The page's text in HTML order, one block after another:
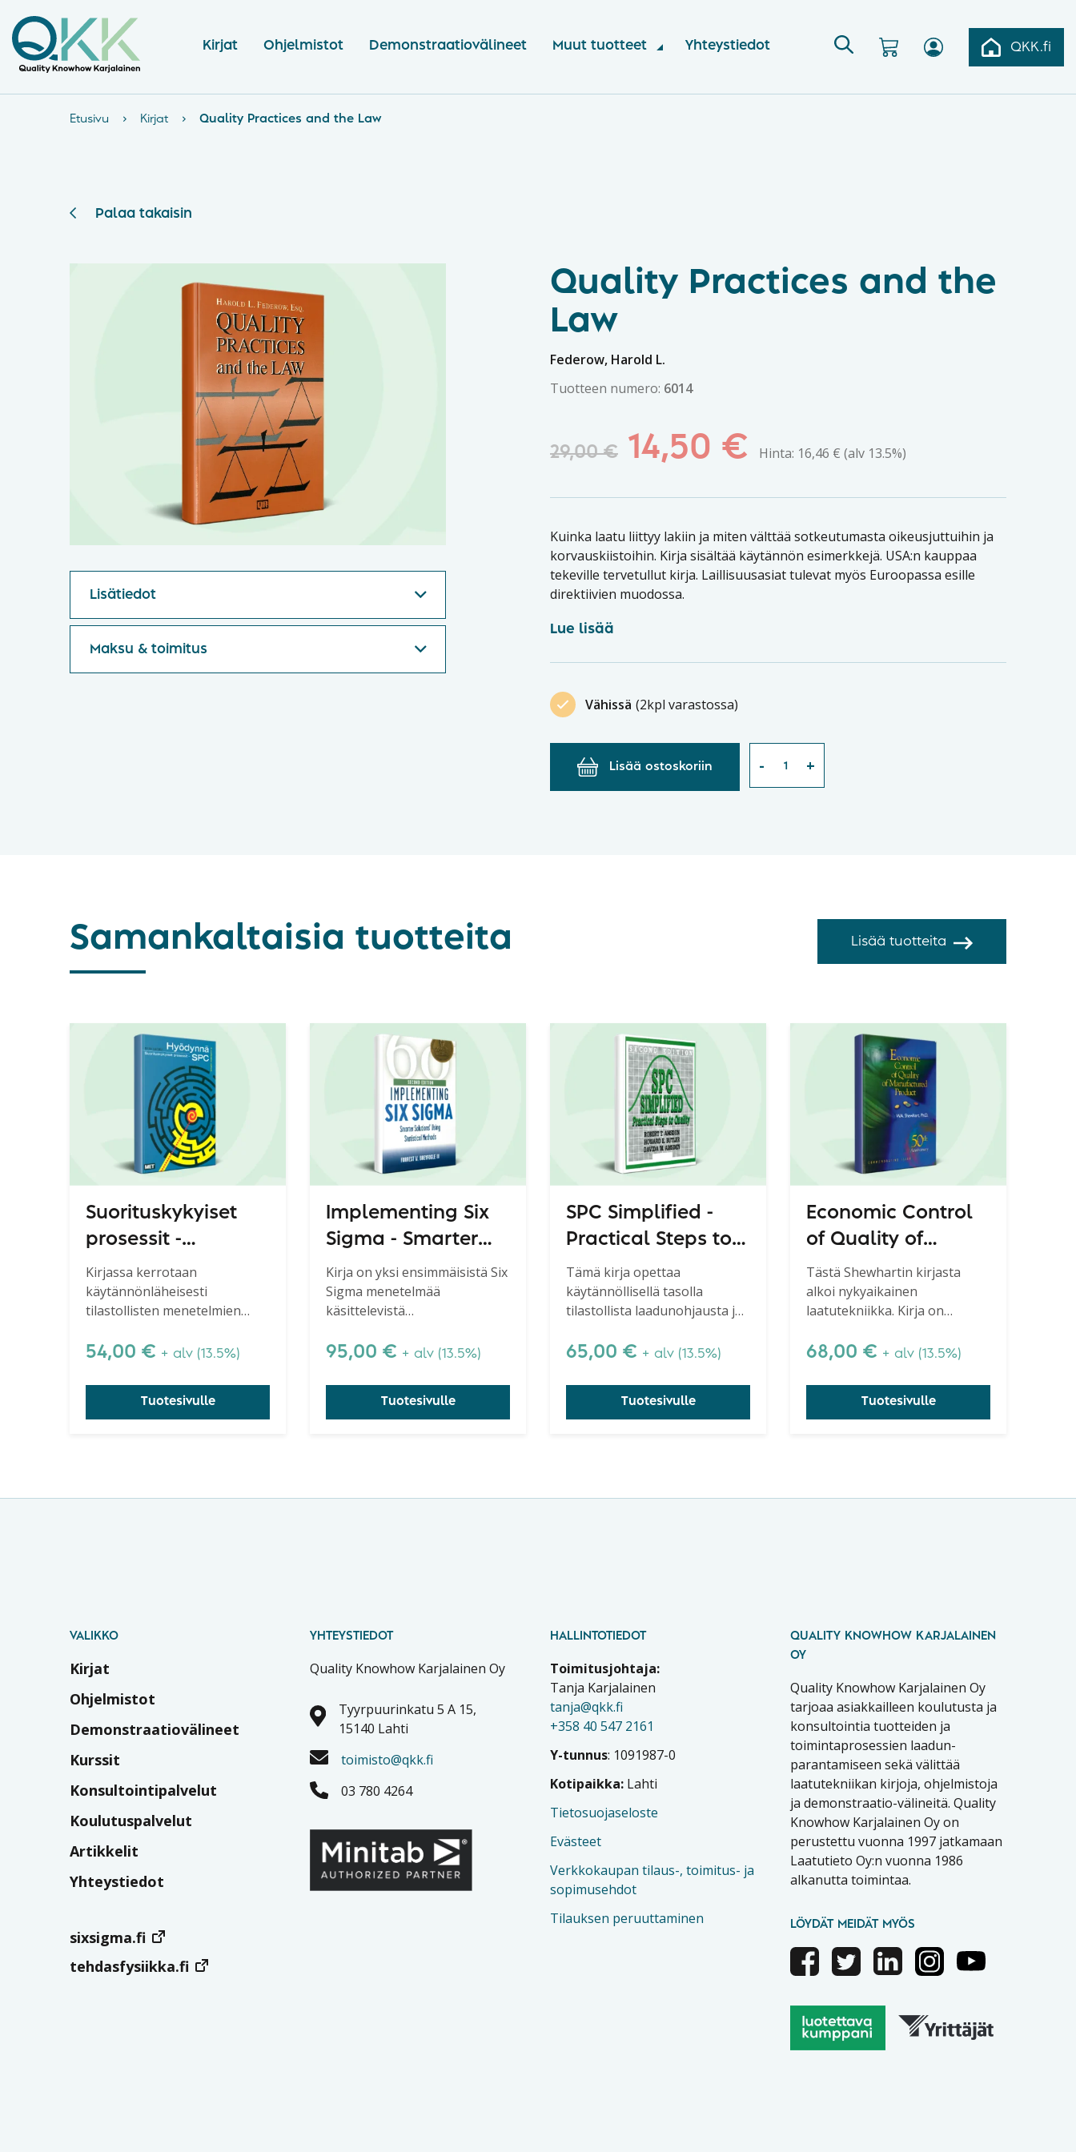
Kirjat Ohjelmistot Demonstraatiovälineet Muut tuotteet Yhteystiedot QKK.fi
Etusivu › Kirjat › Quality Practices and the Law
Palaa takaisin
Lisätiedot
Maksu & toimitus
Quality Practices and the
Law
Federow, Harold L.
Tuotteen numero: 6014
29,00€ 14,50 € Hinta: 16,46 € (alv 13.5%)
Kuinka laatu liittyy lakiin ja miten välttää sotkeutumasta oikeusjuttuihin ja
korvauskiistoihin. Kirja sisältää käytännön esimerkkejä. USA:n kauppaa
tekeville tervetullut kirja. Laillisuusasiat tulevat myös Euroopassa esille
direktiivien muodossa.
Lue lisää
Vähissä (2kpl varastossa)
Lisää ostoskoriin
Samankaltaisia tuotteita Lisää tuotteita
Suorituskykyiset
prosessit -
Hyödynnä SPC, 2.
uudistettu painos
Kirjassa kerrotaan
käytännönläheisesti
tilastollisten menetelmien
soveltamisesta.
54,00 € + alv (13.5%)
Tuotesivulle
Implementing Six
Sigma - Smarter
Solutions Using
Statistical Methods
Kirja on yksi ensimmäisistä Six
Sigma menetelmää
käsittelevistä
käsitellään Six Sigman neljä
parannus ja hallinta (MAIC) -
ja näissä vaiheissa
sovellettavat keskeiset
95,00 € + alv (13.5%)
Tuotesivulle
SPC Simplified -
Practical Steps to
Quality, Second
edition
Tämä kirja opettaa
käytännöllisellä tasolla
tilastollista laadunohjausta ja
hyvän ja helposti
65,00 € + alv (13.5%)
Tuotesivulle
Economic Control
of Quality of
Manufactured
Product
Tästä Shewhartin kirjasta
alkoi nykyaikainen
laatutekniikka. Kirja on
niille yrityksille, jotka pyrkivät
prosessien käyttäytymistä.
Shewhartin luoma perusta ei
horju.
68,00 € + alv (13.5%)
Tuotesivulle
VALIKKO
Kirjat
Ohjelmistot
Demonstraatiovälineet
Kurssit
Konsultointipalvelut
Koulutuspalvelut
Artikkelit
Yhteystiedot
sixsigma.fi
tehdasfysiikka.fi
YHTEYSTIEDOT
Quality Knowhow Karjalainen Oy
Tyyrpuurinkatu 5 A 15,
15140 Lahti
toimisto@qkk.fi
03 780 4264
HALLINTOTIEDOT
Toimitusjohtaja:
Tanja Karjalainen
tanja@qkk.fi
+358 40 547 2161
Y-tunnus: 1091987-0
Kotipaikka: Lahti
Tietosuojaseloste
Evästeet
Verkkokaupan tilaus-, toimitus- ja
sopimusehdot
Tilauksen peruuttaminen
QUALITY KNOWHOW KARJALAINEN
OY
Quality Knowhow Karjalainen Oy
tarjoaa asiakkailleen koulutusta ja
konsultointia tuotteiden ja
toimintaprosessien laadun-
parantamiseen sekä välittää
laatutekniikan kirjoja, ohjelmistoja
ja demonstraatio-välineitä. Quality
Knowhow Karjalainen Oy on
perustettu vuonna 1997 jatkamaan
Laatutieto Oy:n vuonna 1986
alkanutta toimintaa.
LÖYDÄT MEIDÄT MYÖS
FacebookTwitterLinkedinInstagramYoutube